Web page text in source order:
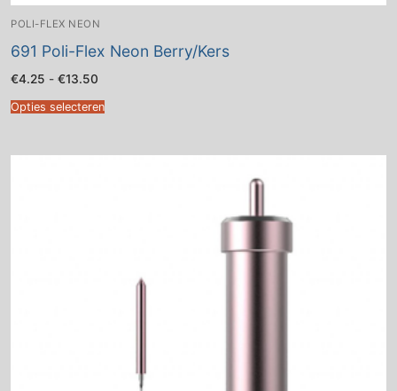
POLI-FLEX NEON
691 Poli-Flex Neon Berry/Kers
€4.25 - €13.50
tot
€13.50
Opties selecteren